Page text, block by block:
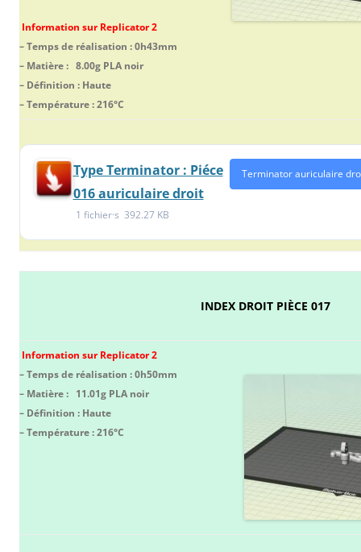
Information sur Replicator 2
– Temps de réalisation : 0h43mm
– Matière : 8.00g PLA noir
– Définition : Haute
– Température : 216°C
Type Terminator : Piéce
016 auriculaire droit
1 fichier·s 392.27 KB
Terminator auriculaire
INDEX DROIT PIÈCE 017
Information sur Replicator 2
– Temps de réalisation : 0h50mm
– Matière : 11.01g PLA noir
– Définition : Haute
– Température : 216°C